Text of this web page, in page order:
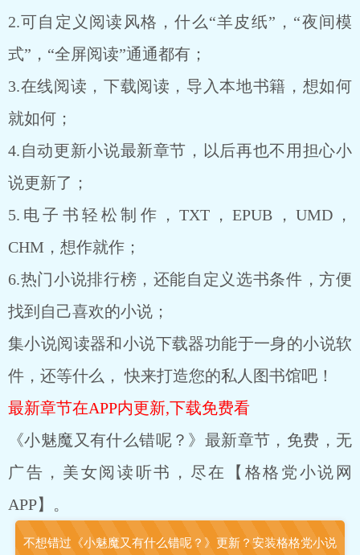
2.可自定义阅读风格，什么“羊皮纸”，“夜间模
式”，“全屏阅读”通通都有；
3.在线阅读，下载阅读，导入本地书籍，想如何
就如何；
4.自动更新小说最新章节，以后再也不用担心小
说更新了；
5.电子书轻松制作，TXT，EPUB，UMD，
CHM，想作就作；
6.热门小说排行榜，还能自定义选书条件，方便
找到自己喜欢的小说；
集小说阅读器和小说下载器功能于一身的小说软
件，还等什么， 快来打造您的私人图书馆吧！
最新章节在APP内更新,下载免费看
《小魅魔又有什么错呢？》最新章节，免费，无
广告，美女阅读听书，尽在【格格党小说网
APP】。
不想错过《小魅魔又有什么错呢？》更新？安装格格党小说